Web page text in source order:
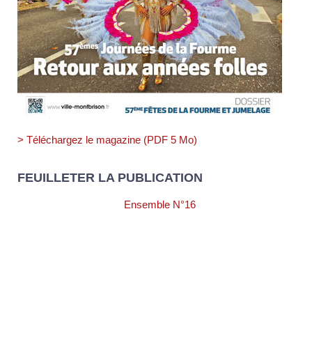
> Téléchargez le magazine (PDF 5 Mo)
FEUILLETER LA PUBLICATION
Ensemble N°16